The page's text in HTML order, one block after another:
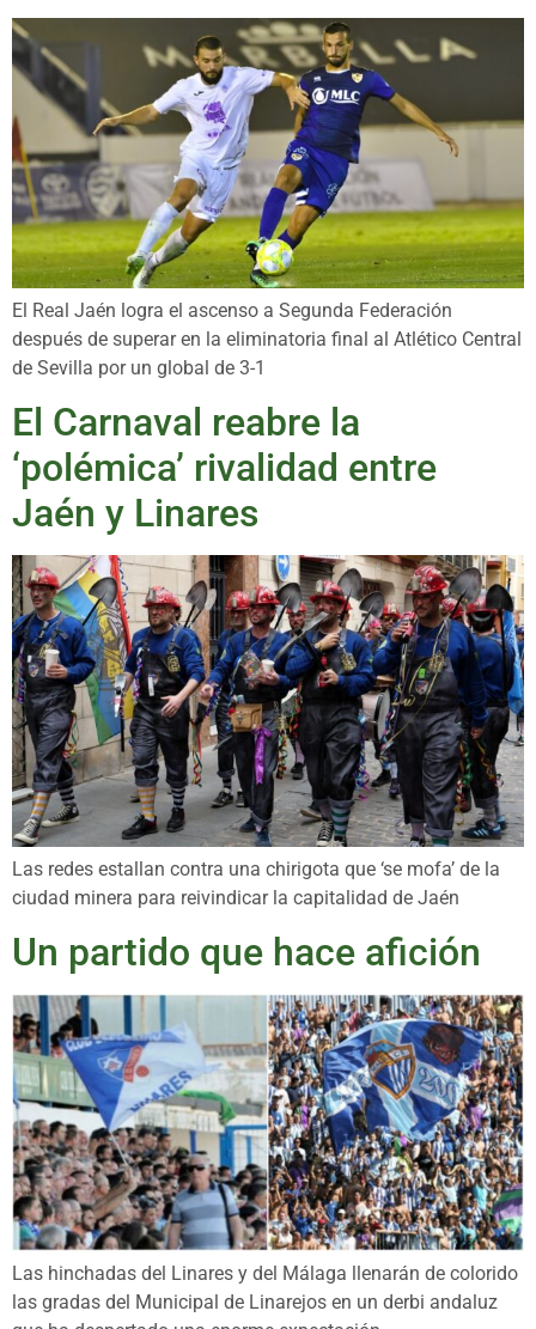
El Real Jaén logra el ascenso a Segunda Federación
después de superar en la eliminatoria final al Atlético Central
de Sevilla por un global de 3-1
El Carnaval reabre la
‘polémica’ rivalidad entre
Jaén y Linares
Las redes estallan contra una chirigota que ‘se mofa’ de la
ciudad minera para reivindicar la capitalidad de Jaén
Un partido que hace afición
Las hinchadas del Linares y del Málaga llenarán de colorido
las gradas del Municipal de Linarejos en un derbi andaluz